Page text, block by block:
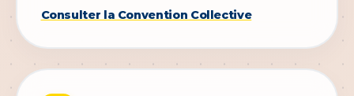
Consulter la Convention Collective